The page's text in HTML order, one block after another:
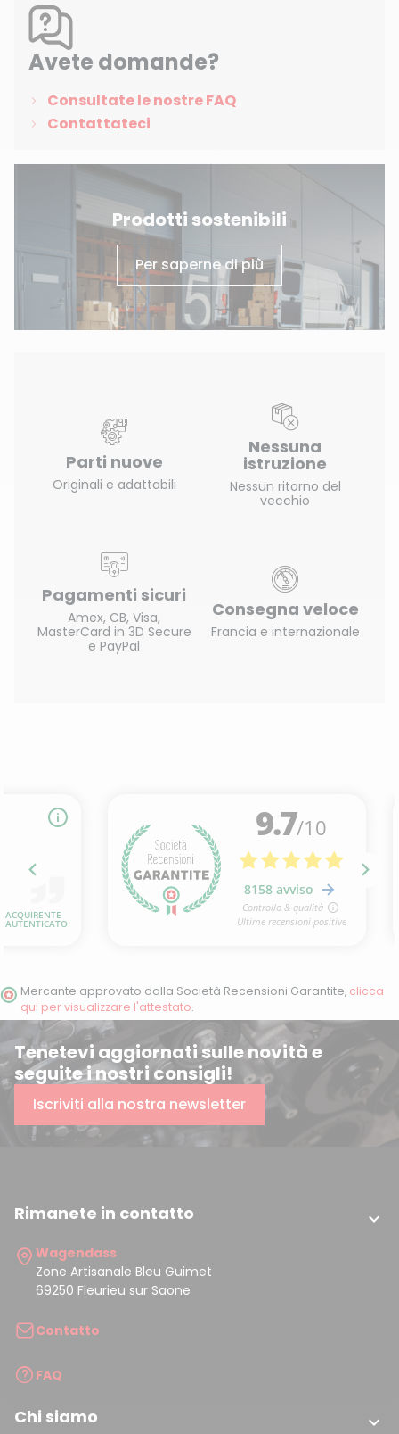
Avete domande?
Consultate le nostre FAQ
Contattateci
Prodotti sostenibili
Per saperne di più
(98 ratings)
Parti nuove
Originali e adattabili
Nessuna
istruzione
Nessun ritorno del
vecchio
Pagamenti sicuri
Amex, CB, Visa,
MasterCard in 3D Secure
e PayPal
Consegna veloce
Francia e internazionale
Mercante approvato dalla Società Recensioni Garantite, clicca
qui per visualizzare l'attestato.
Tenetevi aggiornati sulle novità e
seguite i nostri consigli!
Iscriviti alla nostra newsletter
Rimanete in contatto 
Wagendass
Zone Artisanale Bleu Guimet
69250 Fleurieu sur Saone
Contatto
FAQ
Chi siamo 